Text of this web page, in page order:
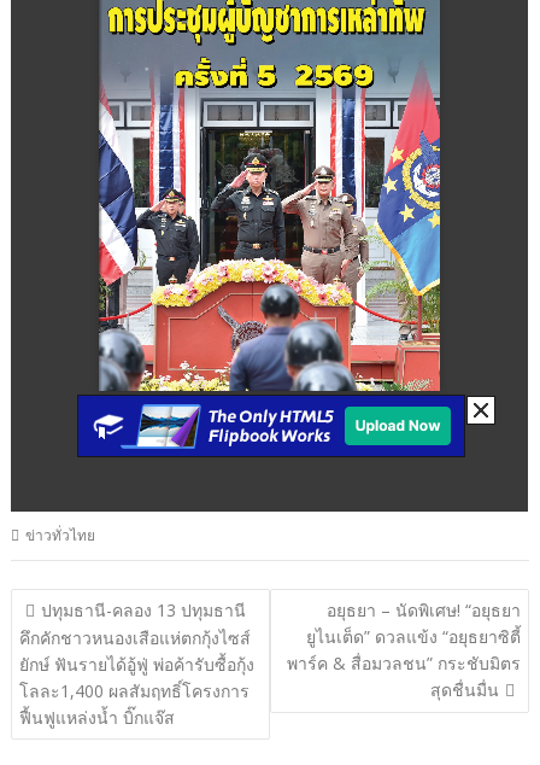
ข่าวทั่วไทย
แนะแนว
เรื่อง
ปทุมธานี-คลอง 13 ปทุมธานี
คึกคักชาวหนองเสือแห่ตกกุ้งไซส์
ยักษ์ ฟันรายได้อู้ฟู่ พ่อค้ารับซื้อกุ้ง
โลละ1,400 ผลสัมฤทธิ์โครงการ
ฟื้นฟูแหล่งน้ำ บิ๊กแจ๊ส
อยุธยา – นัดพิเศษ! “อยุธยา
ยูไนเต็ด” ดวลแข้ง “อยุธยาซิตี้
พาร์ค & สื่อมวลชน” กระชับมิตร
สุดชื่นมื่น